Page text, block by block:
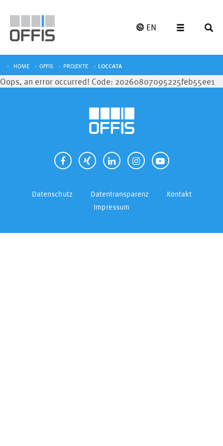
EN
HOME OFFIS PROJEKTE LOCCATA
Oops, an error occurred! Code: 20260807095225feb55ee1
Datenschutz Datentransparenz
Kontakt
Impressum